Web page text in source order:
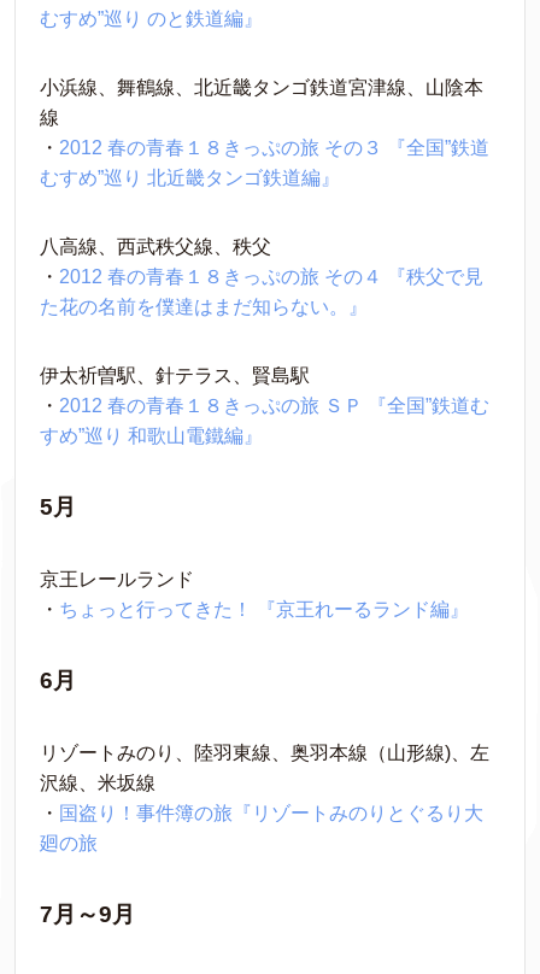
むすめ”巡り のと鉄道編』
小浜線、舞鶴線、北近畿タンゴ鉄道宮津線、山陰本
線
・ 2012 春の青春１８きっぷの旅 その３ 『全国”鉄道
むすめ”巡り 北近畿タンゴ鉄道編』
八高線、西武秩父線、秩父
・ 2012 春の青春１８きっぷの旅 その４ 『秩父で見
た花の名前を僕達はまだ知らない。』
伊太祈曽駅、針テラス、賢島駅
・ 2012 春の青春１８きっぷの旅 ＳＰ 『全国”鉄道む
すめ”巡り 和歌山電鐵編』
5月
京王レールランド
・ ちょっと行ってきた！ 『京王れーるランド編』
6月
リゾートみのり、陸羽東線、奥羽本線（山形線)、左
沢線、米坂線
・ 国盗り！事件簿の旅『リゾートみのりとぐるり大
廻の旅
7月～9月